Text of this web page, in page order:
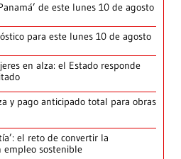
de este lunes 10 de agosto
para este lunes 10 de agosto
en alza: el Estado responde
y pago anticipado total para obras
el reto de convertir la
empleo sostenible